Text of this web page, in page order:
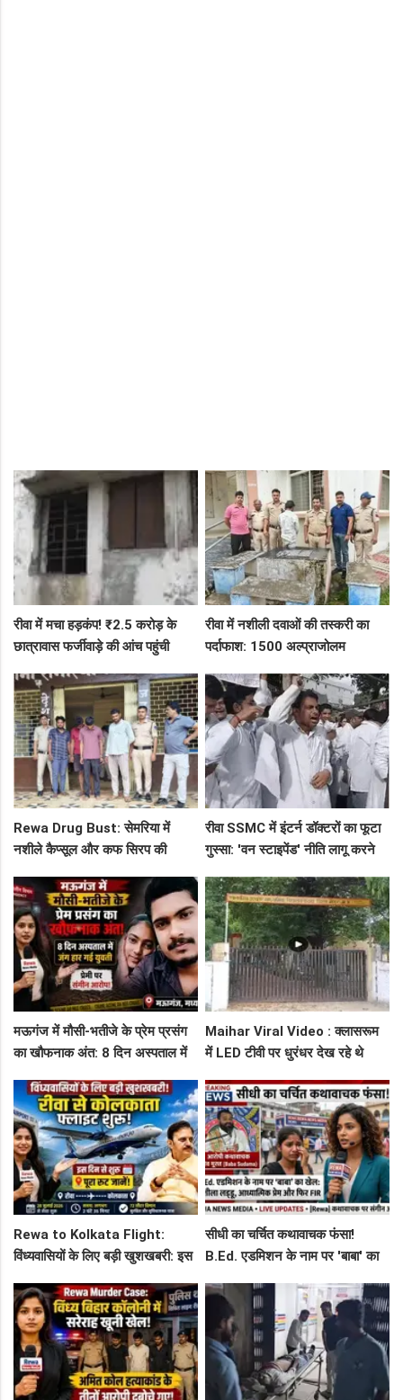
रीवा में मचा हड़कंप! ₹2.5 करोड़ के
छात्रावास फर्जीवाड़े की आंच पहुंची
एक्शन लेटर
रीवा में नशीली दवाओं की तस्करी का
पर्दाफाश: 1500 अल्प्राजोलम
सप्लाई चेन
Rewa Drug Bust: सेमरिया में
नशीले कैप्सूल और कफ सिरप की
के पीछे
रीवा SSMC में इंटर्न डॉक्टरों का फूटा
गुस्सा: 'वन स्टाइपेंड' नीति लागू करने
छात्र
मऊगंज में मौसी-भतीजे के प्रेम प्रसंग
का खौफनाक अंत: 8 दिन अस्पताल में
आरोप!
Maihar Viral Video : क्लासरूम
में LED टीवी पर धुरंधर देख रहे थे
शिकायत
Rewa to Kolkata Flight:
विंध्यवासियों के लिए बड़ी खुशखबरी: इस
फ्लाइट, जानें पूरा रूट!
सीधी का चर्चित कथावाचक फंसा!
B.Ed. एडमिशन के नाम पर 'बाबा' का
और फिर FIR